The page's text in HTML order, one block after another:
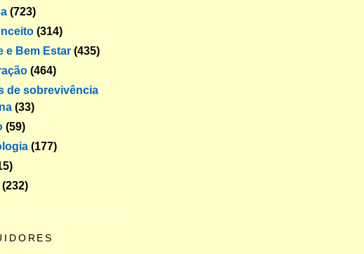
(723)
(314)
e Bem Estar (435)
(464)
de sobrevivência
(33)
(59)
(177)
(232)